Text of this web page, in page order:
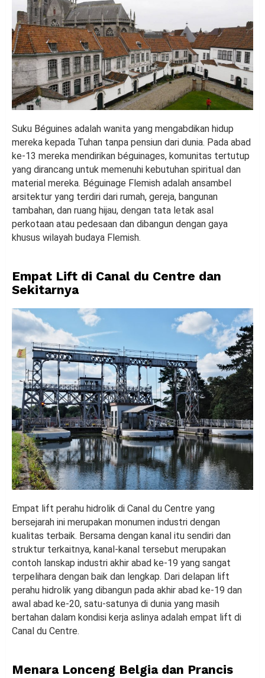
Suku Béguines adalah wanita yang mengabdikan hidup
mereka kepada Tuhan tanpa pensiun dari dunia. Pada abad
ke-13 mereka mendirikan béguinages, komunitas tertutup
yang dirancang untuk memenuhi kebutuhan spiritual dan
material mereka. Béguinage Flemish adalah ansambel
arsitektur yang terdiri dari rumah, gereja, bangunan
tambahan, dan ruang hijau, dengan tata letak asal
perkotaan atau pedesaan dan dibangun dengan gaya
khusus wilayah budaya Flemish.
Empat Lift di Canal du Centre dan
Sekitarnya
Empat lift perahu hidrolik di Canal du Centre yang
bersejarah ini merupakan monumen industri dengan
kualitas terbaik. Bersama dengan kanal itu sendiri dan
struktur terkaitnya, kanal-kanal tersebut merupakan
contoh lanskap industri akhir abad ke-19 yang sangat
terpelihara dengan baik dan lengkap. Dari delapan lift
perahu hidrolik yang dibangun pada akhir abad ke-19 dan
awal abad ke-20, satu-satunya di dunia yang masih
bertahan dalam kondisi kerja aslinya adalah empat lift di
Canal du Centre.
Menara Lonceng Belgia dan Prancis